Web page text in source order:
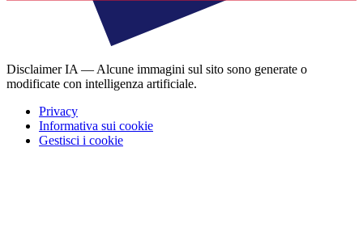
Disclaimer IA — Alcune immagini sul sito sono generate o
modificate con intelligenza artificiale.
Privacy
Informativa sui cookie
Gestisci i cookie